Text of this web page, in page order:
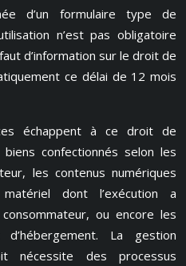
d’un formulaire type de
n’est pas obligatoire
d’information sur le droit de
ce délai de 12 mois
échappent à ce droit de
confectionnés selon les
les contenus numériques
dont l’exécution a
ou encore les
La gestion
nécessite des processus